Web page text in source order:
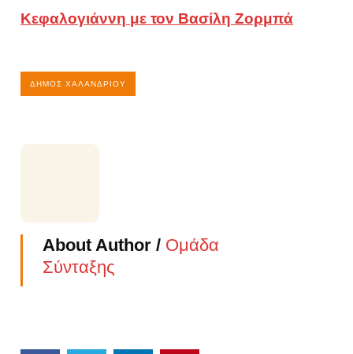
Κεφαλογιάννη με τον Βασίλη Ζορμπά
ΔΉΜΟΣ ΧΑΛΑΝΔΡΊΟΥ
About Author / Ομάδα
Σύνταξης